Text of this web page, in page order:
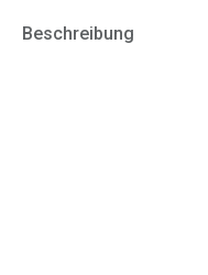
Beschreibung